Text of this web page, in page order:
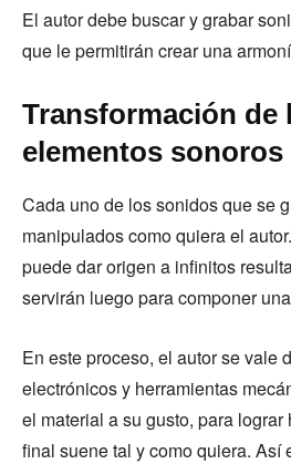
El autor debe buscar y grabar
que le permitirán crear una
Transformación de
elementos sonoros
Cada uno de los sonidos que se
manipulados como quiera el
puede dar origen a infinitos
servirán luego para componer
En este proceso, el autor se vale
electrónicos y herramientas
el material a su gusto, para
final suene tal y como quiera. Así